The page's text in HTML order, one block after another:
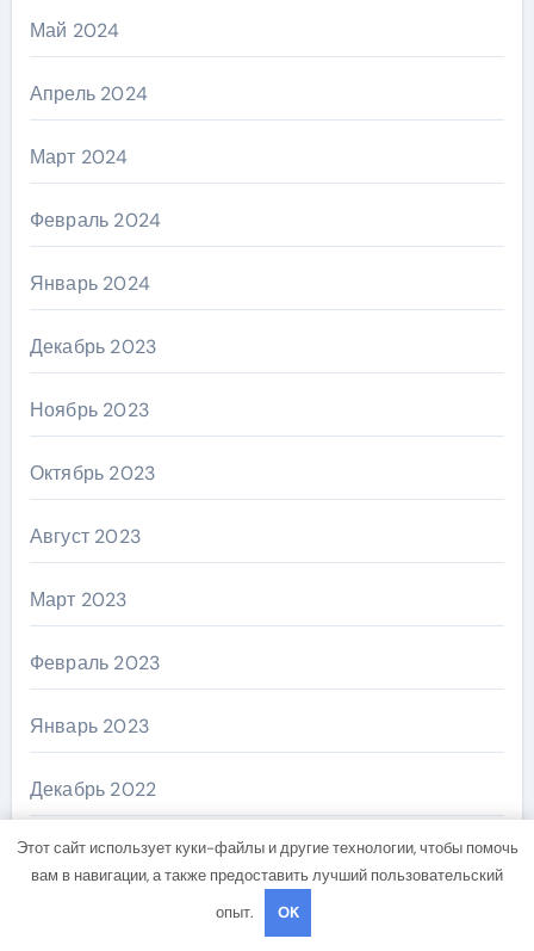
Май 2024
Апрель 2024
Март 2024
Февраль 2024
Январь 2024
Декабрь 2023
Ноябрь 2023
Октябрь 2023
Август 2023
Март 2023
Февраль 2023
Январь 2023
Декабрь 2022
Ноябрь 2022
Этот сайт использует куки-файлы и другие технологии, чтобы помочь
вам в навигации, а также предоставить лучший пользовательский
опыт.
OK